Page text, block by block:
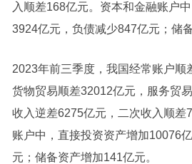
入顺差168亿元。资本和金融账户
3924亿元，负债减少847亿元；储
2023年前三季度，我国经常账户顺
货物贸易顺差32012亿元，服务贸
收入逆差6275亿元，二次收入顺差
账户中，直接投资资产增加10076
元；储备资产增加141亿元。